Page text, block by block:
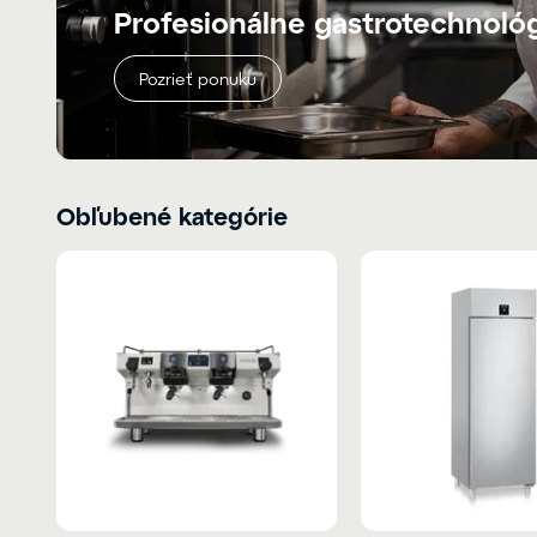
Profesionálne
Pozrieť ponuku
Obľubené kategórie